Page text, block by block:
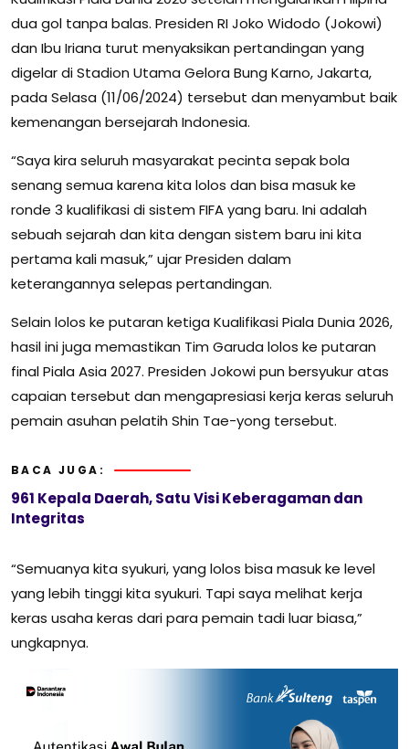
dua gol tanpa balas. Presiden RI Joko Widodo (Jokowi)
dan Ibu Iriana turut menyaksikan pertandingan yang
digelar di Stadion Utama Gelora Bung Karno, Jakarta,
pada Selasa (11/06/2024) tersebut dan menyambut baik
kemenangan bersejarah Indonesia.
“Saya kira seluruh masyarakat pecinta sepak bola
senang semua karena kita lolos dan bisa masuk ke
ronde 3 kualifikasi di sistem FIFA yang baru. Ini adalah
sebuah sejarah dan kita dengan sistem baru ini kita
pertama kali masuk,” ujar Presiden dalam
keterangannya selepas pertandingan.
Selain lolos ke putaran ketiga Kualifikasi Piala Dunia 2026,
hasil ini juga memastikan Tim Garuda lolos ke putaran
final Piala Asia 2027. Presiden Jokowi pun bersyukur atas
capaian tersebut dan mengapresiasi kerja keras seluruh
pemain asuhan pelatih Shin Tae-yong tersebut.
BACA JUGA:
961 Kepala Daerah, Satu Visi Keberagaman dan
Integritas
“Semuanya kita syukuri, yang lolos bisa masuk ke level
yang lebih tinggi kita syukuri. Tapi saya melihat kerja
keras usaha keras dari para pemain tadi luar biasa,”
ungkapnya.